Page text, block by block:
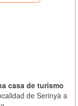
casa de turismo
de Serinyà a